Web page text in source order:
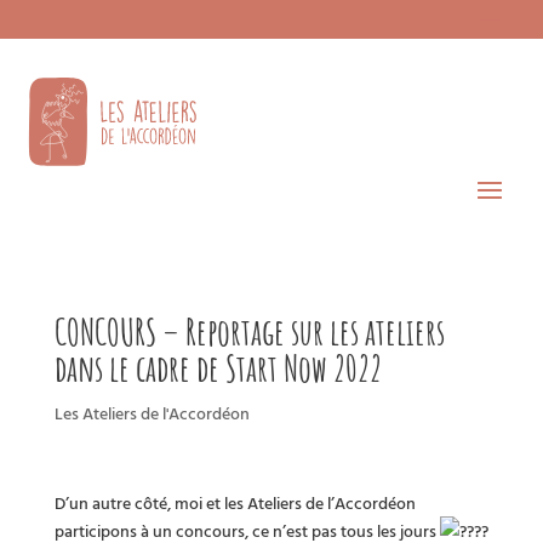
CONCOURS – Reportage sur les ateliers
dans le cadre de Start Now 2022
Les Ateliers de l'Accordéon
D’un autre côté, moi et les Ateliers de l’Accordéon
participons à un concours, ce n’est pas tous les jours